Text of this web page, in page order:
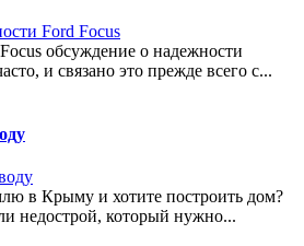
обсуждение о надежности
и связано это прежде всего с...
в Крыму и хотите построить дом?
недострой, который нужно...